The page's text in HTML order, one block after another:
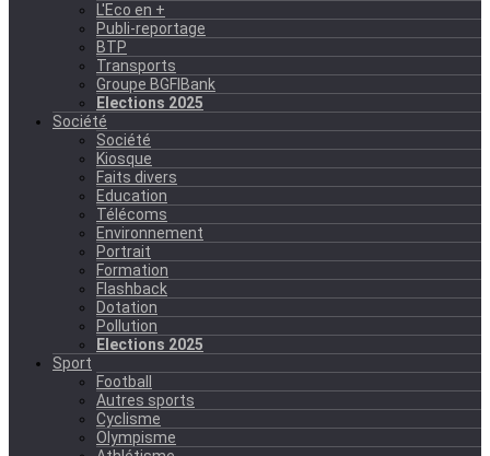
L'Eco en +
Publi-reportage
BTP
Transports
Groupe BGFIBank
Elections 2025
Société
Société
Kiosque
Faits divers
Education
Télécoms
Environnement
Portrait
Formation
Flashback
Dotation
Pollution
Elections 2025
Sport
Football
Autres sports
Cyclisme
Olympisme